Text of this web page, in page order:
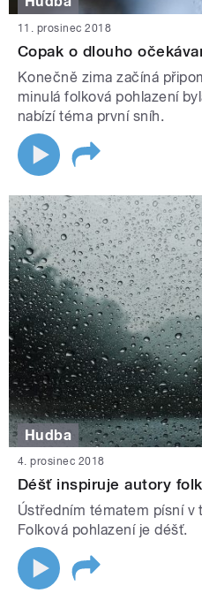
11. prosinec 2018
Copak o dlouho
Konečně zima začíná
minulá folková pohlazení
nabízí téma první sníh.
Hudba
4. prosinec 2018
Déšť inspiruje autory
Ústředním tématem písní v
Folková pohlazení je déšť.